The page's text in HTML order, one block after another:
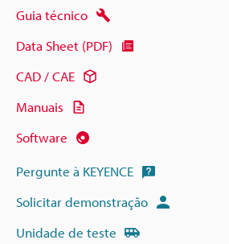
Guia técnico
Data Sheet (PDF)
CAD / CAE
Manuais
Software
Pergunte à KEYENCE
Solicitar demonstração
Unidade de teste